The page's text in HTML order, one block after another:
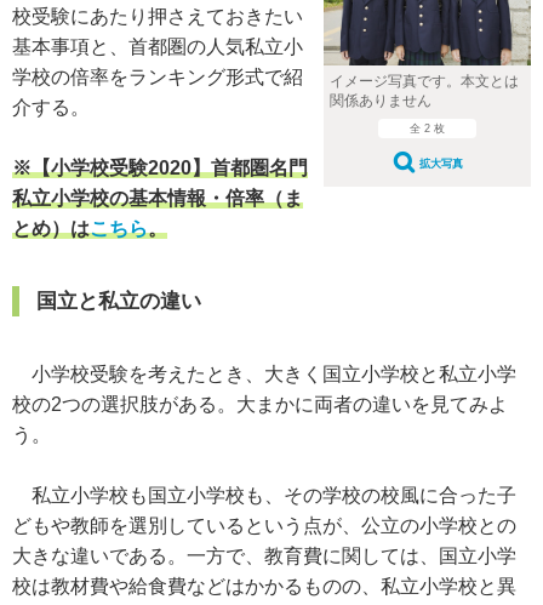
イメージ写真です。本文とは
関係ありません
全 2 枚
拡大写真
校受験にあたり押さえておきたい
基本事項と、首都圏の人気私立小
学校の倍率をランキング形式で紹
介する。
※【小学校受験2020】首都圏名門
私立小学校の基本情報・倍率（ま
とめ）はこちら。
国立と私立の違い
小学校受験を考えたとき、大きく国立小学校と私立小学
校の2つの選択肢がある。大まかに両者の違いを見てみよ
う。
私立小学校も国立小学校も、その学校の校風に合った子
どもや教師を選別しているという点が、公立の小学校との
大きな違いである。一方で、教育費に関しては、国立小学
校は教材費や給食費などはかかるものの、私立小学校と異